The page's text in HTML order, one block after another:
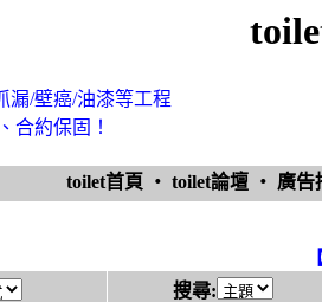
漏/壁癌/油漆等工程
合約保固！
toilet首頁 ‧ toilet論壇 ‧ 廣
搜尋: